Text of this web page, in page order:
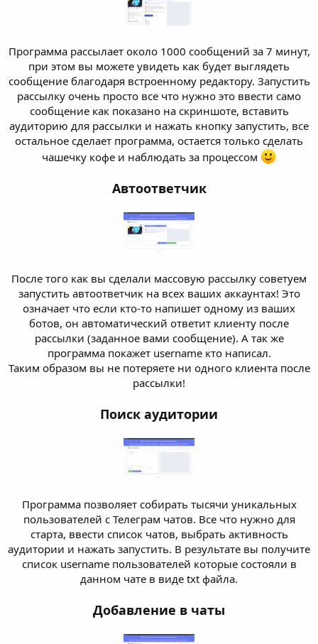
Программа рассылает около 1000 сообщений за 7 минут,
при этом вы можете увидеть как будет выглядеть
сообщение благодаря встроенному редактору. Запустить
рассылку очень просто все что нужно это ввести само
сообщение как показано на скриншоте, вставить
аудиторию для рассылки и нажать кнопку запустить, все
остальное сделает программа, остается только сделать
чашечку кофе и наблюдать за процессом
Автоответчик
После того как вы сделали массовую рассылку советуем
запустить автоответчик на всех ваших аккаунтах! Это
означает что если кто-то напишет одному из ваших
ботов, он автоматический ответит клиенту после
рассылки (заданное вами сообщение). А так же
программа покажет username кто написал.
Таким образом вы не потеряете ни одного клиента после
рассылки!
Поиск аудитории
Программа позволяет собирать тысячи уникальных
пользователей с Телеграм чатов. Все что нужно для
старта, ввести список чатов, выбрать активность
аудитории и нажать запустить. В результате вы получите
список username пользователей которые состояли в
данном чате в виде txt файла.
Добавление в чаты